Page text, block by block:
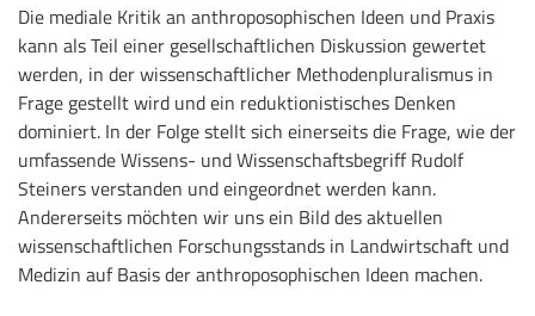
Die mediale Kritik an anthroposophischen Ideen und Praxis
kann als Teil einer gesellschaftlichen Diskussion gewertet
werden, in der wissenschaftlicher Methodenpluralismus in
Frage gestellt wird und ein reduktionistisches Denken
dominiert. In der Folge stellt sich einerseits die Frage, wie der
umfassende Wissens- und Wissenschaftsbegriff Rudolf
Steiners verstanden und eingeordnet werden kann.
Andererseits möchten wir uns ein Bild des aktuellen
wissenschaftlichen Forschungsstands in Landwirtschaft und
Medizin auf Basis der anthroposophischen Ideen machen.